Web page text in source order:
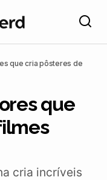
que cria pôsteres de
que
cria incríveis